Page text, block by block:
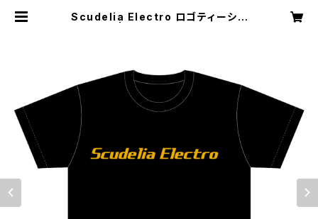
Scudelia Electro ロゴティーシャ